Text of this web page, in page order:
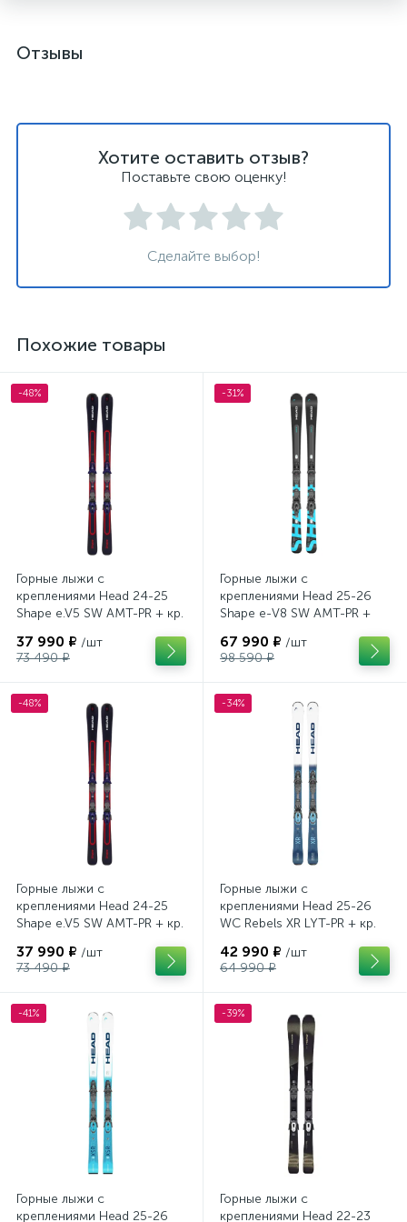
Отзывы
Хотите оставить отзыв?
Поставьте свою оценку!
Сделайте выбор!
Похожие товары
-48%
Горные лыжи с
креплениями Head 24-25
Shape e.V5 SW AMT-PR + кр.
37 990 ₽ /шт
73 490 ₽
-31%
Горные лыжи с
креплениями Head 25-26
Shape e-V8 SW AMT-PR +
67 990 ₽ /шт
98 590 ₽
-48%
Горные лыжи с
креплениями Head 24-25
Shape e.V5 SW AMT-PR + кр.
37 990 ₽ /шт
73 490 ₽
-34%
Горные лыжи с
креплениями Head 25-26
WC Rebels XR LYT-PR + кр.
42 990 ₽ /шт
64 990 ₽
-41%
Горные лыжи с
креплениями Head 25-26
-39%
Горные лыжи с
креплениями Head 22-23